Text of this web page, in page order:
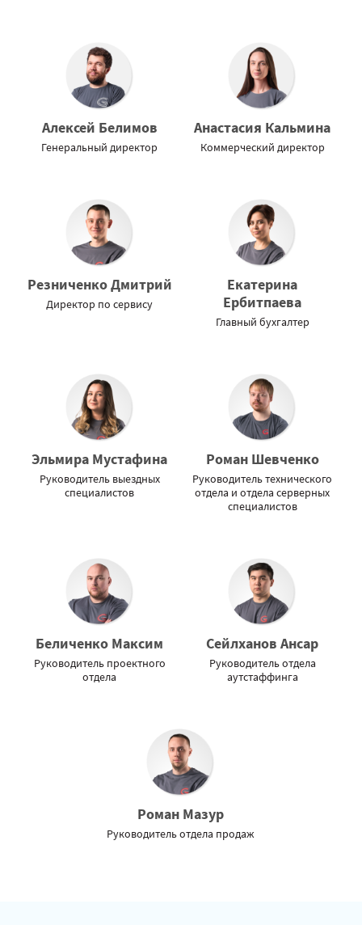
Алексей Белимов
Генеральный директор
Анастасия Кальмина
Коммерческий директор
Резниченко Дмитрий
Директор по сервису
Екатерина
Ербитпаева
Главный бухгалтер
Эльмира Мустафина
Руководитель выездных
специалистов
Роман Шевченко
Руководитель технического
отдела и отдела серверных
специалистов
Беличенко Максим
Руководитель проектного
отдела
Сейлханов Ансар
Руководитель отдела
аутстаффинга
Роман Мазур
Руководитель отдела продаж